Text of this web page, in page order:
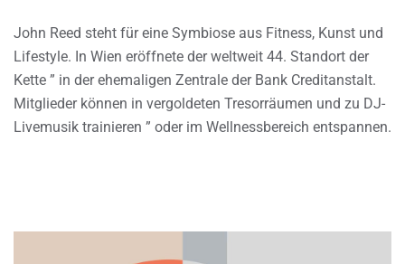
John Reed steht für eine Symbiose aus Fitness, Kunst und
Lifestyle. In Wien eröffnete der weltweit 44. Standort der
Kette ” in der ehemaligen Zentrale der Bank Creditanstalt.
Mitglieder können in vergoldeten Tresorräumen und zu DJ-
Livemusik trainieren ” oder im Wellnessbereich entspannen.